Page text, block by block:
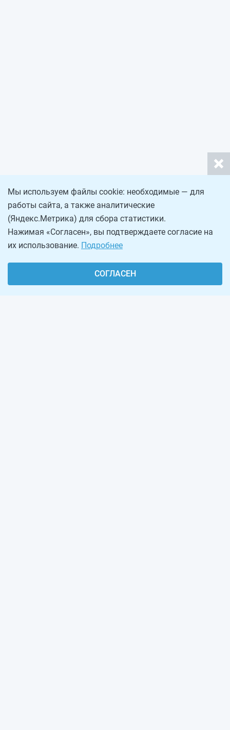
Мы используем файлы cookie: необходимые — для
работы сайта, а также аналитические
(Яндекс.Метрика) для сбора статистики.
Нажимая «Согласен», вы подтверждаете согласие на
их использование. Подробнее
СОГЛАСЕН